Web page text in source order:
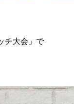
チ大会」で